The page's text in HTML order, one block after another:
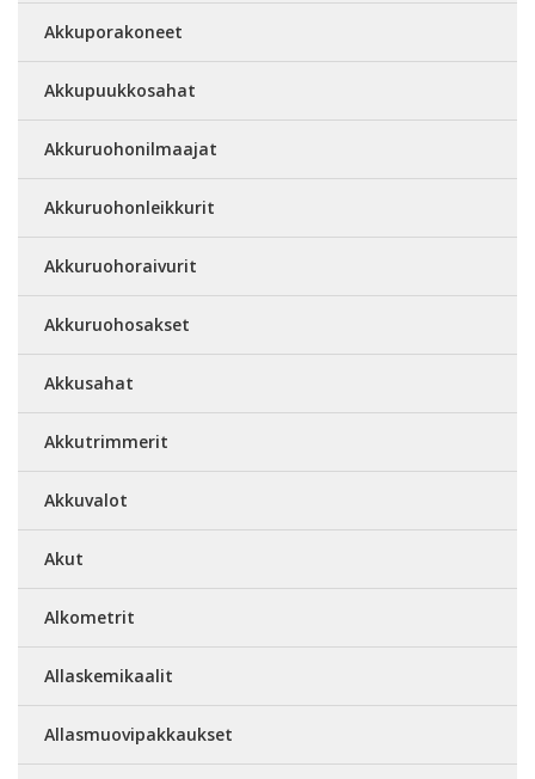
Akkuporakoneet
Akkupuukkosahat
Akkuruohonilmaajat
Akkuruohonleikkurit
Akkuruohoraivurit
Akkuruohosakset
Akkusahat
Akkutrimmerit
Akkuvalot
Akut
Alkometrit
Allaskemikaalit
Allasmuovipakkaukset